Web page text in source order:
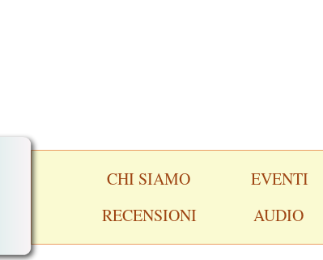
CHI SIAMO
EVENTI
RECENSIONI
AUDIO